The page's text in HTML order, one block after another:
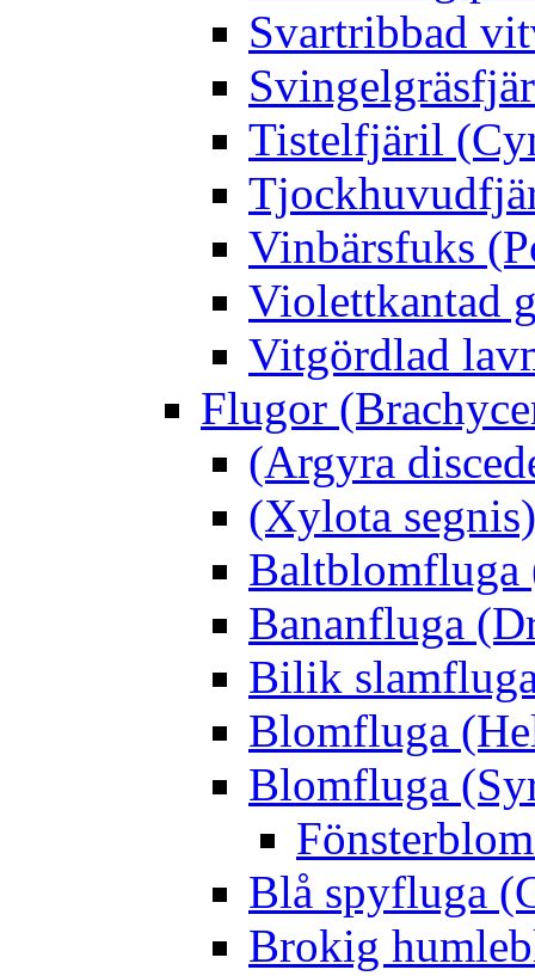
Svartribbad
Tistelfjäril
Vinbärsfuks
Violettkantad
Vitgördlad
Flugor
(Argyra
(Xylota segnis)
Baltblomfluga
Bananfluga
Bilik
Blomfluga
Blomfluga
Blå spyfluga
Brokig